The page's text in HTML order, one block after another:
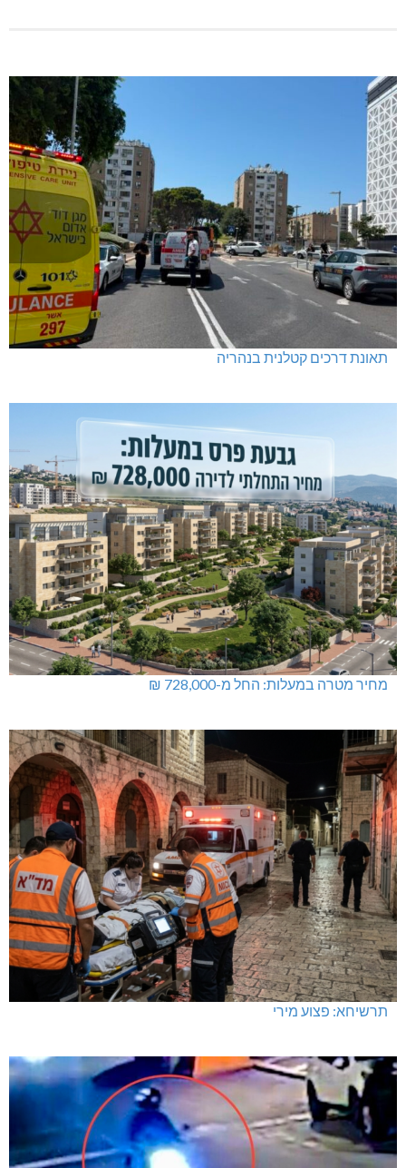
תאונת דרכים קטלנית בנהריה
מחיר מטרה במעלות: החל מ-728,000 ₪
תרשיחא: פצוע מירי